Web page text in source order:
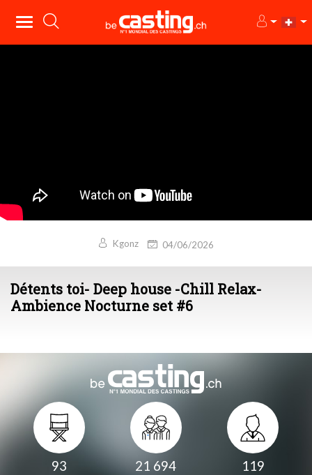
Kgonz 04/06/2026
Détents toi- Deep house -Chill Relax-
Ambience Nocturne set #6
93
21 694
119